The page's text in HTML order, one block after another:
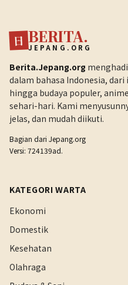
日 BERITA.
JEPANG.ORG
Berita.Jepang.org
dalam bahasa Indonesia,
hingga budaya populer,
sehari-hari. Kami
jelas, dan mudah diikuti.
Bagian dari Jepang.org
Versi: 724139ad.
KATEGORI WARTA
Ekonomi
Domestik
Kesehatan
Olahraga